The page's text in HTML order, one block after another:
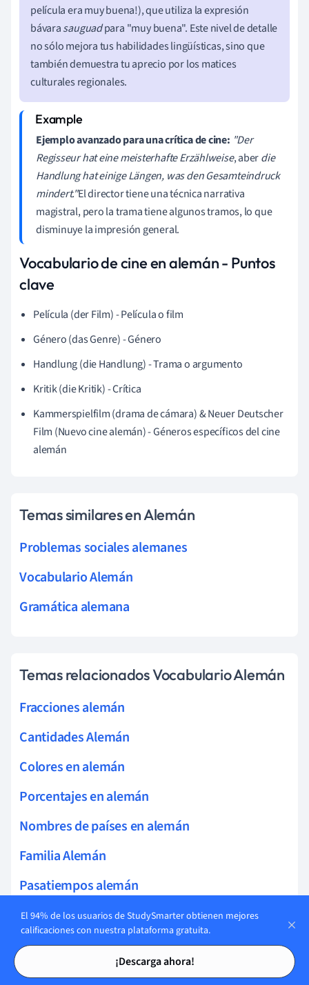
Tarjetas de estudio
Tarjetas de estudio
película era muy buena!), que utiliza la expresión
bávarasauguadpara "muy buena". Este nivel de detalle
no sólo mejora tus habilidades lingüísticas, sino que
también demuestra tu aprecio por los matices
culturales regionales.
Ejemplo avanzado para una crítica de cine: "Der
Regisseur hat eine meisterhafte Erzählweise, aberdie
Handlung hat einige Längen, was den Gesamteindruck
mindert."El director tiene una técnica narrativa
magistral, pero la trama tiene algunos tramos, lo que
disminuye la impresión general.
Vocabulario de cine en alemán - Puntos
clave
Película (der Film) - Película o film
Género (das Genre) - Género
Handlung (die Handlung) - Trama o argumento
Kritik (die Kritik) - Crítica
Kammerspielfilm (drama de cámara) & Neuer Deutscher
Film (Nuevo cine alemán) - Géneros específicos del cine
alemán
Temas similares en Alemán
Problemas sociales alemanes
Vocabulario Alemán
Gramática alemana
Temas relacionados Vocabulario Alemán
Fracciones alemán
Cantidades Alemán
Colores en alemán
Porcentajes en alemán
Nombres de países en alemán
Familia Alemán
Pasatiempos alemán
Clima alemán
Ropa Alemán
Muebles alemán
El 94% de los usuarios de StudySmarter obtienen mejores
calificaciones con nuestra plataforma gratuita.
¡Descarga ahora!